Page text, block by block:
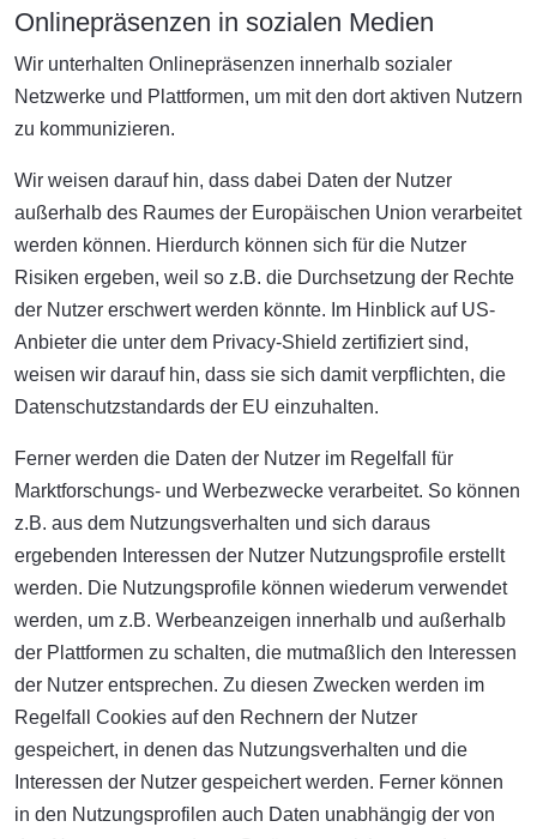
Onlinepräsenzen in sozialen Medien
Wir unterhalten Onlinepräsenzen innerhalb sozialer
Netzwerke und Plattformen, um mit den dort aktiven Nutzern
zu kommunizieren.
Wir weisen darauf hin, dass dabei Daten der Nutzer
außerhalb des Raumes der Europäischen Union verarbeitet
werden können. Hierdurch können sich für die Nutzer
Risiken ergeben, weil so z.B. die Durchsetzung der Rechte
der Nutzer erschwert werden könnte. Im Hinblick auf US-
Anbieter die unter dem Privacy-Shield zertifiziert sind,
weisen wir darauf hin, dass sie sich damit verpflichten, die
Datenschutzstandards der EU einzuhalten.
Ferner werden die Daten der Nutzer im Regelfall für
Marktforschungs- und Werbezwecke verarbeitet. So können
z.B. aus dem Nutzungsverhalten und sich daraus
ergebenden Interessen der Nutzer Nutzungsprofile erstellt
werden. Die Nutzungsprofile können wiederum verwendet
werden, um z.B. Werbeanzeigen innerhalb und außerhalb
der Plattformen zu schalten, die mutmaßlich den Interessen
der Nutzer entsprechen. Zu diesen Zwecken werden im
Regelfall Cookies auf den Rechnern der Nutzer
gespeichert, in denen das Nutzungsverhalten und die
Interessen der Nutzer gespeichert werden. Ferner können
in den Nutzungsprofilen auch Daten unabhängig der von